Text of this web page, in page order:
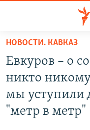
упрощенного
доступа
основному
содержанию
Вернутся
ПОДКАСТЫ
АВТОРСКИЕ ПРОЕКТЫ
ЦИТАТЫ СВОБОДЫ
НОВОСТИ. КАВКАЗ
Евкуров – о
никто
мы уступили
"метр в метр"